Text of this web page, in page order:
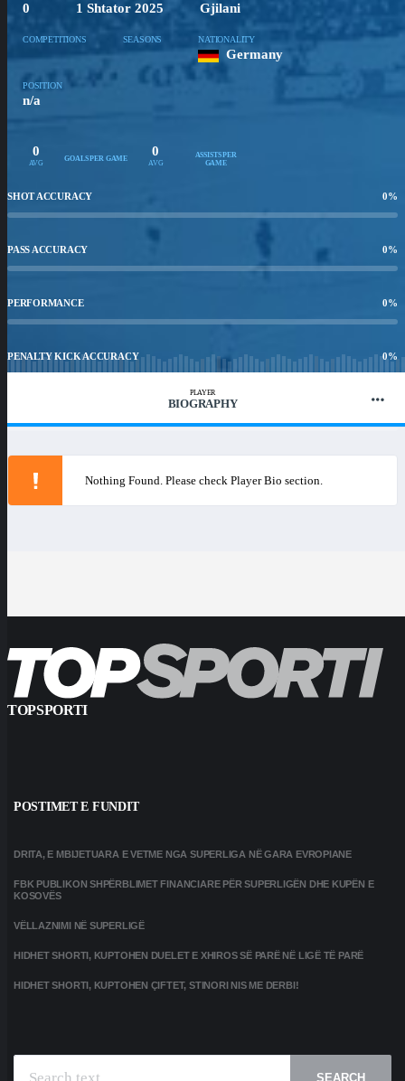
0 1 Shtator 2025 Gjilani
COMPETITIONS SEASONS NATIONALITY
Germany
POSITION
n/a
0
AVG GOALS PER GAME
0
AVG
ASSISTS PER
GAME
SHOT ACCURACY 0%
PASS ACCURACY 0%
PERFORMANCE 0%
PENALTY KICK ACCURACY 0%
PLAYER
BIOGRAPHY
Nothing Found. Please check Player Bio section.
TOPSPORTI
POSTIMET E FUNDIT
DRITA, E MBIJETUARA E VETME NGA SUPERLIGA NË GARA EVROPIANE
FBK PUBLIKON SHPËRBLIMET FINANCIARE PËR SUPERLIGËN DHE KUPËN E
KOSOVËS
VËLLAZNIMI NË SUPERLIGË
HIDHET SHORTI, KUPTOHEN DUELET E XHIROS SË PARË NË LIGË TË PARË
HIDHET SHORTI, KUPTOHEN ÇIFTET, STINORI NIS ME DERBI!
SEARCH